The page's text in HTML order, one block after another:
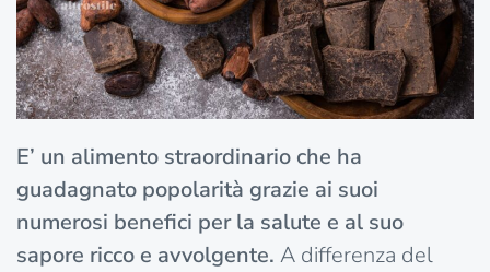
E’ un alimento straordinario che ha
guadagnato popolarità grazie ai suoi
numerosi benefici per la salute e al suo
sapore ricco e avvolgente. A differenza del